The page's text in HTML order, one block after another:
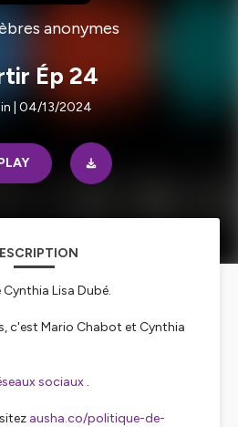
anonymes
Ép 24
| 04/13/2024
Lisa Dubé.
c'est Mario Chabot et Cynthia
sociaux .
ausha.co/politique-de-